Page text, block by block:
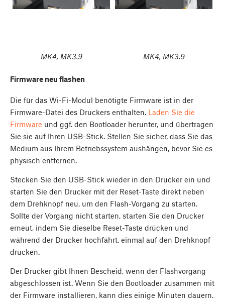
MK4, MK3.9 MK4, MK3.9
Firmware neu flashen
Die für das Wi-Fi-Modul benötigte Firmware ist in der
Firmware-Datei des Druckers enthalten. Laden Sie die
Firmware und ggf. den Bootloader herunter, und übertragen
Sie sie auf Ihren USB-Stick. Stellen Sie sicher, dass Sie das
Medium aus Ihrem Betriebssystem aushängen, bevor Sie es
physisch entfernen.
Stecken Sie den USB-Stick wieder in den Drucker ein und
starten Sie den Drucker mit der Reset-Taste direkt neben
dem Drehknopf neu, um den Flash-Vorgang zu starten.
Sollte der Vorgang nicht starten, starten Sie den Drucker
erneut, indem Sie dieselbe Reset-Taste drücken und
während der Drucker hochfährt, einmal auf den Drehknopf
drücken.
Der Drucker gibt Ihnen Bescheid, wenn der Flashvorgang
abgeschlossen ist. Wenn Sie den Bootloader zusammen mit
der Firmware installieren, kann dies einige Minuten dauern.